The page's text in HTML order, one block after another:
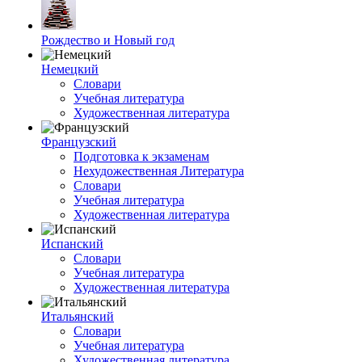
Рождество и Новый год
Немецкий
Словари
Учебная литература
Художественная литература
Французский
Подготовка к экзаменам
Нехудожественная Литература
Словари
Учебная литература
Художественная литература
Испанский
Словари
Учебная литература
Художественная литература
Итальянский
Словари
Учебная литература